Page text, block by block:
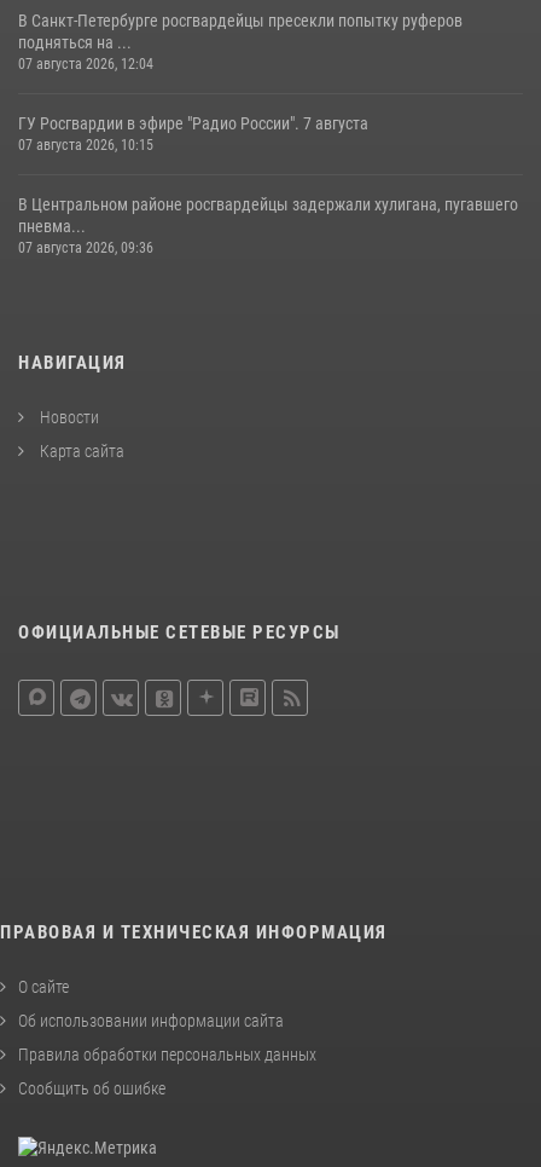
В Санкт-Петербурге росгвардейцы пресекли попытку руферов
подняться на ...
07 августа 2026, 12:04
ГУ Росгвардии в эфире "Радио России". 7 августа
07 августа 2026, 10:15
В Центральном районе росгвардейцы задержали хулигана, пугавшего
пневма...
07 августа 2026, 09:36
НАВИГАЦИЯ
Новости
Карта сайта
ОФИЦИАЛЬНЫЕ СЕТЕВЫЕ РЕСУРСЫ
ПРАВОВАЯ И ТЕХНИЧЕСКАЯ ИНФОРМАЦИЯ
О сайте
Об использовании информации сайта
Правила обработки персональных данных
Сообщить об ошибке